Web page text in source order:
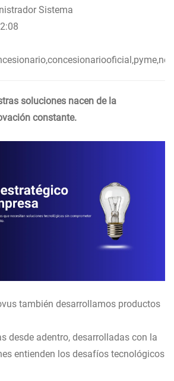
Sistema
soluciones nacen de la
constante.
también desarrollamos productos
desde adentro, desarrolladas con la
entienden los desafíos tecnológicos